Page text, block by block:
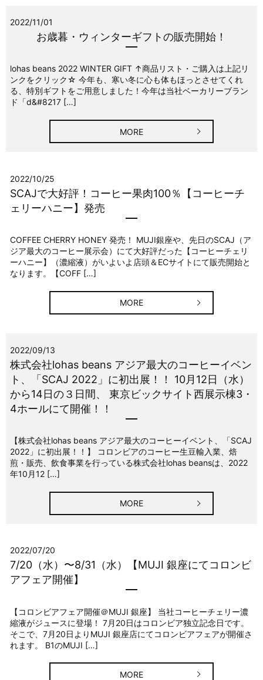
2022/11/01
お歳暮・ウィンターギフトの販売開始！
lohas beans 2022 WINTER GIFT ↑商品リスト・ご購入は上記リ
ンクをクリック☆ 今年も、寒い冬に心も体もほっとさせてくれ
る、特別ギフトをご用意しました！今年は当社ベーカリーブラン
ド「d&#8217 […]
MORE
2022/10/25
SCAJで大好評！コーヒー果肉100％【コーヒーチ
ェリーハニー】発売
COFFEE CHERRY HONEY 発売！ MUJI銀座や、先日のSCAJ（ア
ジア最大のコーヒー展示会）にて大好評だった【コーヒーチェリ
ーハニー】（濃縮液）がいよいよ店頭＆ECサイトにて販売開始と
なります。【COFF […]
MORE
2022/09/13
株式会社lohas beans アジア最大のコーヒーイベン
ト、「SCAJ 2022」に初出展！！ 10月12日（水）
から14日の３日間、 東京ビックサイト西展示棟3・
4ホールにて開催！！
【株式会社lohas beans アジア最大のコーヒーイベント、「SCAJ
2022」に初出展！！】 コロンビアのコーヒー生豆輸入業、焙
煎・販売、飲食事業を行っている株式会社lohas beansは、2022
年10月12 […]
MORE
2022/07/20
7/20（水）〜8/31（水）【MUJI 銀座にてコロンビ
アフェア開催】
【コロンビアフェア開催＠MUJI 銀座】 当社コーヒーチェリー濃
縮液がジュースに登場！ 7月20日はコロンビア独立記念日です。
そこで、7月20日よりMUJI 銀座店にてコロンビアフェアが開催さ
れます。 B1のMUJI […]
MORE